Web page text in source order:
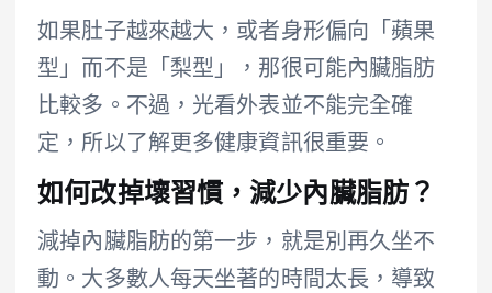
如果肚子越來越大，或者身形偏向「蘋果
型」而不是「梨型」，那很可能內臟脂肪
比較多。不過，光看外表並不能完全確
定，所以了解更多健康資訊很重要。
如何改掉壞習慣，減少內臟脂肪？
減掉內臟脂肪的第一步，就是別再久坐不
動。大多數人每天坐著的時間太長，導致